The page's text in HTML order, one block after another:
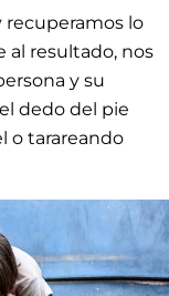
recuperamos lo
al resultado, nos
y su
dedo del pie
o tarareando